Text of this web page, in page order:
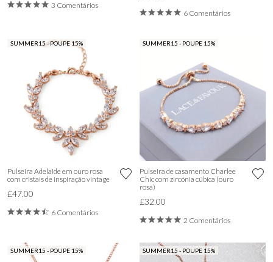
3 Comentários
6 Comentários
SUMMER15 - POUPE 15%
Pulseira Adelaide em ouro rosa
com cristais de inspiração vintage
£47.00
6 Comentários
SUMMER15 - POUPE 15%
Pulseira de casamento Charlee
Chic com zircónia cúbica (ouro
rosa)
£32.00
2 Comentários
SUMMER15 - POUPE 15% SUMMER15 - POUPE 15%